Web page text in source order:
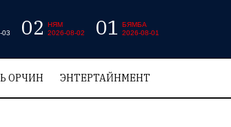
03
02
НЯМ
2026-08-02
01
БЯМБА
2026-08-01
ОРЧИН ЭНТЕРТАЙНМЕНТ